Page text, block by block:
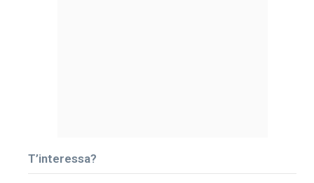
T’interessa?